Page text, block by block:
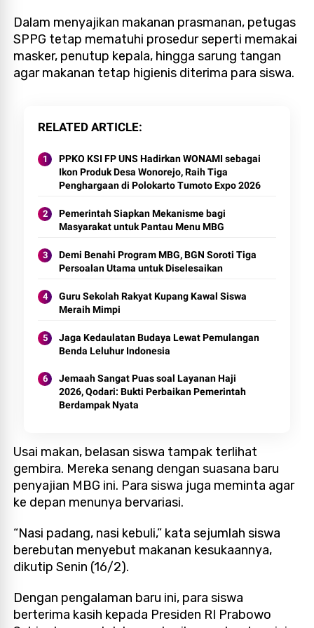
Dalam menyajikan makanan prasmanan, petugas
SPPG tetap mematuhi prosedur seperti memakai
masker, penutup kepala, hingga sarung tangan
agar makanan tetap higienis diterima para siswa.
RELATED ARTICLE
PPKO KSI FP UNS Hadirkan WONAMI sebagai
Ikon Produk Desa Wonorejo, Raih Tiga
Penghargaan di Polokarto Tumoto Expo 2026
Pemerintah Siapkan Mekanisme bagi
Masyarakat untuk Pantau Menu MBG
Demi Benahi Program MBG, BGN Soroti Tiga
Persoalan Utama untuk Diselesaikan
Guru Sekolah Rakyat Kupang Kawal Siswa
Meraih Mimpi
Jaga Kedaulatan Budaya Lewat Pemulangan
Benda Leluhur Indonesia
Jemaah Sangat Puas soal Layanan Haji
2026, Qodari: Bukti Perbaikan Pemerintah
Berdampak Nyata
Usai makan, belasan siswa tampak terlihat
gembira. Mereka senang dengan suasana baru
penyajian MBG ini. Para siswa juga meminta agar
ke depan menunya bervariasi.
“Nasi padang, nasi kebuli,” kata sejumlah siswa
berebutan menyebut makanan kesukaannya,
dikutip Senin (16/2).
Dengan pengalaman baru ini, para siswa
berterima kasih kepada Presiden RI Prabowo